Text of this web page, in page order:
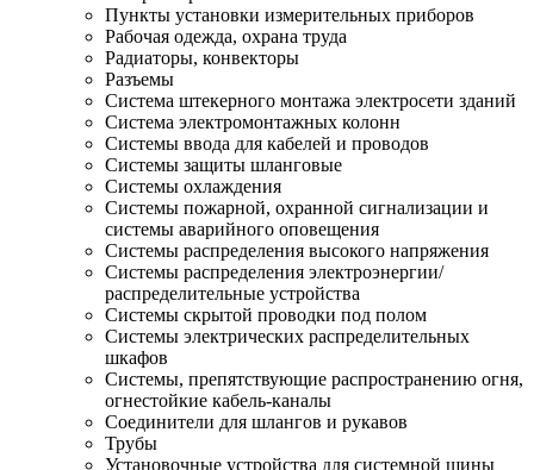
Пункты установки измерительных приборов
Рабочая одежда, охрана труда
Радиаторы, конвекторы
Разъемы
Система штекерного монтажа электросети зданий
Система электромонтажных колонн
Системы ввода для кабелей и проводов
Системы защиты шланговые
Системы охлаждения
Системы пожарной, охранной сигнализации и
системы аварийного оповещения
Системы распределения высокого напряжения
Системы распределения электроэнергии/
распределительные устройства
Системы скрытой проводки под полом
Системы электрических распределительных
шкафов
Системы, препятствующие распространению огня,
огнестойкие кабель-каналы
Соединители для шлангов и рукавов
Трубы
Установочные устройства для системной шины